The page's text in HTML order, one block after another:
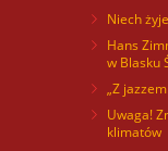
Niech
Hans
w Blasku
„Z
Uwaga!
klimatów